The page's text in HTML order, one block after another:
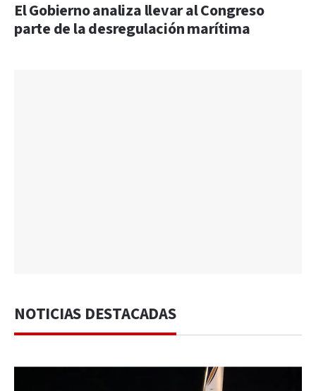
El Gobierno analiza llevar al Congreso
parte de la desregulación marítima
NOTICIAS DESTACADAS